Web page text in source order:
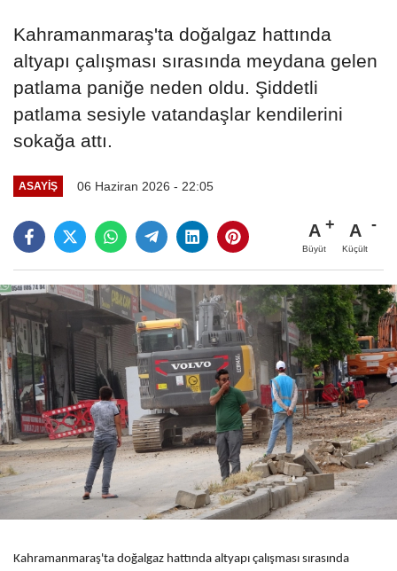
Kahramanmaraş'ta doğalgaz hattında
altyapı çalışması sırasında meydana gelen
patlama paniğe neden oldu. Şiddetli
patlama sesiyle vatandaşlar kendilerini
sokağa attı.
ASAYİŞ 06 Haziran 2026 - 22:05
A
Büyüt
A
Küçült
Kahramanmaraş'ta doğalgaz hattında altyapı çalışması sırasında